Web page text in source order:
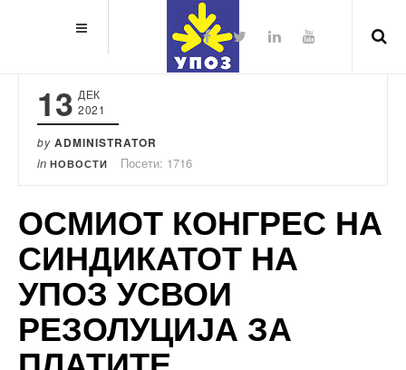
13 ДЕК
2021
by ADMINISTRATOR
in НОВОСТИ Посети: 1716
ОСМИОТ КОНГРЕС НА
СИНДИКАТОТ НА
УПОЗ УСВОИ
РЕЗОЛУЦИЈА ЗА